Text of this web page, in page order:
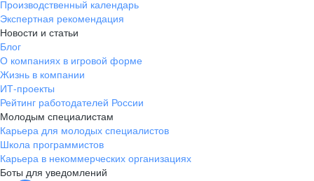
Производственный календарь
Экспертная рекомендация
Новости и статьи
Блог
О компаниях в игровой форме
Жизнь в компании
ИТ-проекты
Рейтинг работодателей России
Молодым специалистам
Карьера для молодых специалистов
Школа программистов
Карьера в некоммерческих организациях
Боты для уведомлений